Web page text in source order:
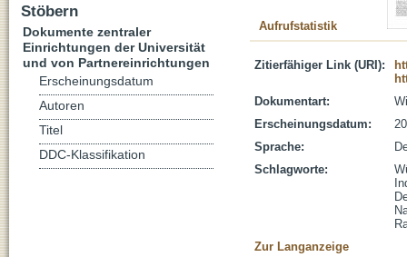
Aufrufstatistik
Zitierfähiger Link (URI):
Dokumentart:
Erscheinungsdatum:
Sprache:
Schlagworte:
Zur Langanzeige
Stöbern
Dokumente zentraler
Einrichtungen der Universität
und von Partnereinrichtungen
Erscheinungsdatum
Autoren
Titel
DDC-Klassifikation